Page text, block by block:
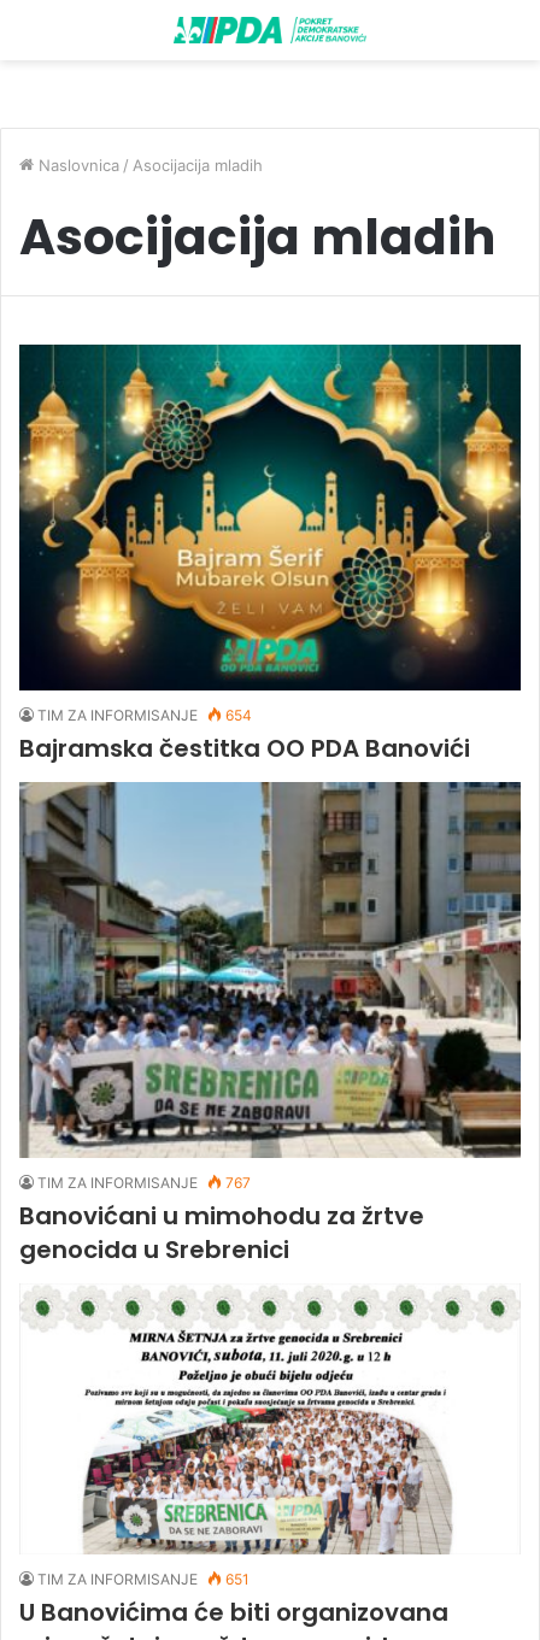
Naslovnica / Asocijacija mladih
Asocijacija mladih
TIM ZA INFORMISANJE 654
Bajramska čestitka OO PDA Banovići
TIM ZA INFORMISANJE 767
Banovićani u mimohodu za žrtve
genocida u Srebrenici
TIM ZA INFORMISANJE 651
U Banovićima će biti organizovana